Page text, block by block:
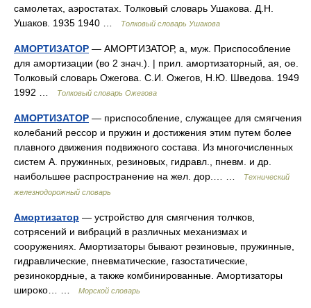
самолетах, аэростатах. Толковый словарь Ушакова. Д.Н.
Ушаков. 1935 1940 …
Толковый словарь Ушакова
АМОРТИЗАТОР — АМОРТИЗАТОР, а, муж. Приспособление
для амортизации (во 2 знач.). | прил. амортизаторный, ая, ое.
Толковый словарь Ожегова. С.И. Ожегов, Н.Ю. Шведова. 1949
1992 …
Толковый словарь Ожегова
АМОРТИЗАТОР — приспособление, служащее для смягчения
колебаний рессор и пружин и достижения этим путем более
плавного движения подвижного состава. Из многочисленных
систем А. пружинных, резиновых, гидравл., пневм. и др.
наибольшее распространение на жел. дор.… …
Технический
железнодорожный словарь
Амортизатор — устройство для смягчения толчков,
сотрясений и вибраций в различных механизмах и
сооружениях. Амортизаторы бывают резиновые, пружинные,
гидравлические, пневматические, газостатические,
резинокордные, а также комбинированные. Амортизаторы
широко… …
Морской словарь